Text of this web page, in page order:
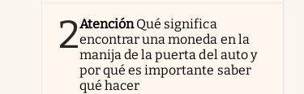
2AtenciónQué significa
encontrar una moneda en la
manija de la puerta del auto y
por qué es importante saber
qué hacer